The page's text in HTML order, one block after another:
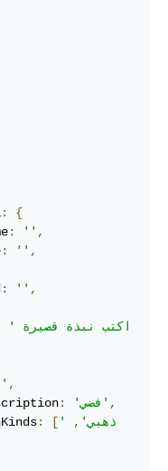
:
{
: '' ,
: '' ,
: '' ,
'اكتب نبذة قصيرة
'ذكر' ,
: 'فضي' ,
: [ 'ذهبي' ,